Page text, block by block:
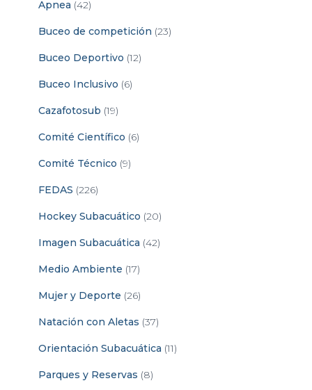
Apnea (42)
Buceo de competición (23)
Buceo Deportivo (12)
Buceo Inclusivo (6)
Cazafotosub (19)
Comité Científico (6)
Comité Técnico (9)
FEDAS (226)
Hockey Subacuático (20)
Imagen Subacuática (42)
Medio Ambiente (17)
Mujer y Deporte (26)
Natación con Aletas (37)
Orientación Subacuática (11)
Parques y Reservas (8)